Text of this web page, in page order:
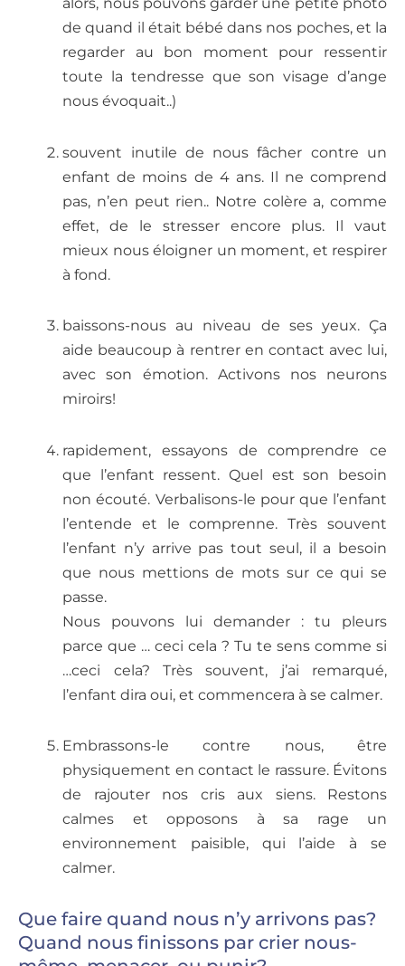
de quand il était bébé dans nos poches, et la
regarder au bon moment pour ressentir
toute la tendresse que son visage d’ange
nous évoquait..)
souvent inutile de nous fâcher contre un
enfant de moins de 4 ans. Il ne comprend
pas, n’en peut rien.. Notre colère a, comme
effet, de le stresser encore plus. Il vaut
mieux nous éloigner un moment, et respirer
à fond.
baissons-nous au niveau de ses yeux. Ça
aide beaucoup à rentrer en contact avec lui,
avec son émotion. Activons nos neurons
miroirs!
rapidement, essayons de comprendre ce
que l’enfant ressent. Quel est son besoin
non écouté. Verbalisons-le pour que l’enfant
l’entende et le comprenne. Très souvent
l’enfant n’y arrive pas tout seul, il a besoin
que nous mettions de mots sur ce qui se
passe.
Nous pouvons lui demander : tu pleurs
parce que … ceci cela ? Tu te sens comme si
…ceci cela? Très souvent, j’ai remarqué,
l’enfant dira oui, et commencera à se calmer.
Embrassons-le contre nous, être
physiquement en contact le rassure. Évitons
de rajouter nos cris aux siens. Restons
calmes et opposons à sa rage un
environnement paisible, qui l’aide à se
calmer.
Que faire quand nous n’y arrivons pas?
Quand nous finissons par crier nous-